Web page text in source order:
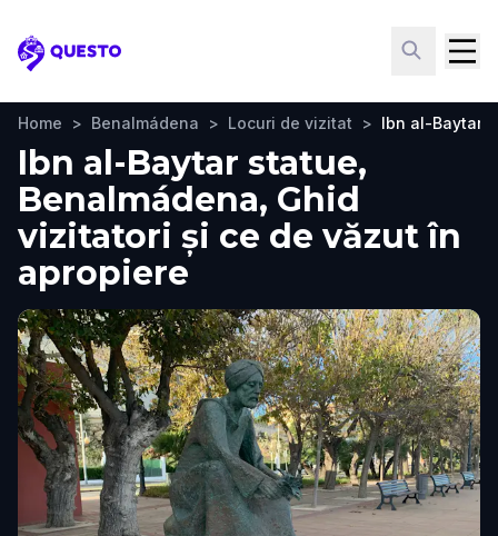
Questo
Home > Benalmádena > Locuri de vizitat > Ibn al-Baytar
Ibn al-Baytar statue,
Benalmádena, Ghid
vizitatori și ce de văzut în
apropiere